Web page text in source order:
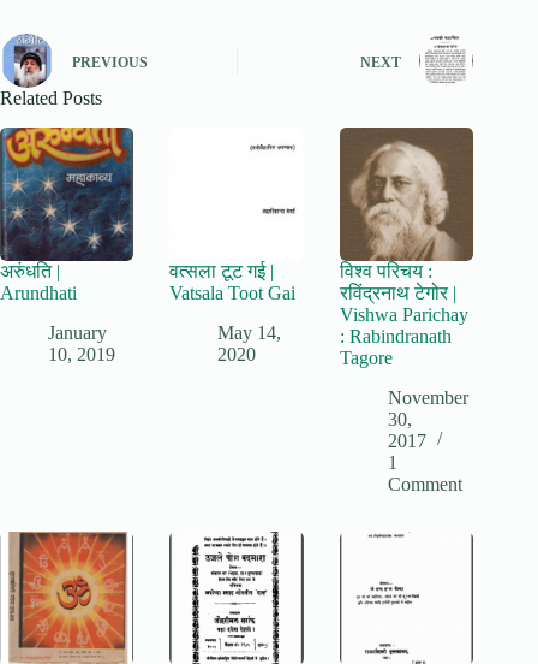
PREVIOUS NEXT
Related Posts
अरुंधति |
Arundhati
January
10, 2019
वत्सला टूट गई |
Vatsala Toot Gai
May 14,
2020
विश्व परिचय :
रविंद्रनाथ टेगोर |
Vishwa Parichay
: Rabindranath
Tagore
November
30,
2017
1
Comment